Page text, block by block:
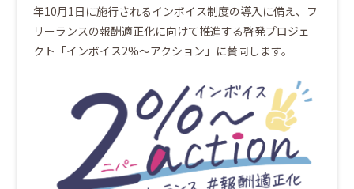
年10月1日に施行されるインボイス制度の導入に備え、フ
リーランスの報酬適正化に向けて推進する啓発プロジェ
クト「インボイス2%～アクション」に賛同します。